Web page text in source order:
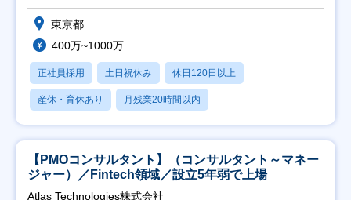
東京都
400万~1000万
正社員採用 土日祝休み 休日120日以上
産休・育休あり 月残業20時間以内
【PMOコンサルタント】（コンサルタント～マネー
ジャー）／Fintech領域／設立5年弱で上場
Atlas Technologies株式会社